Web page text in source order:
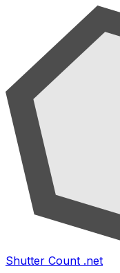
Shutter Count .net